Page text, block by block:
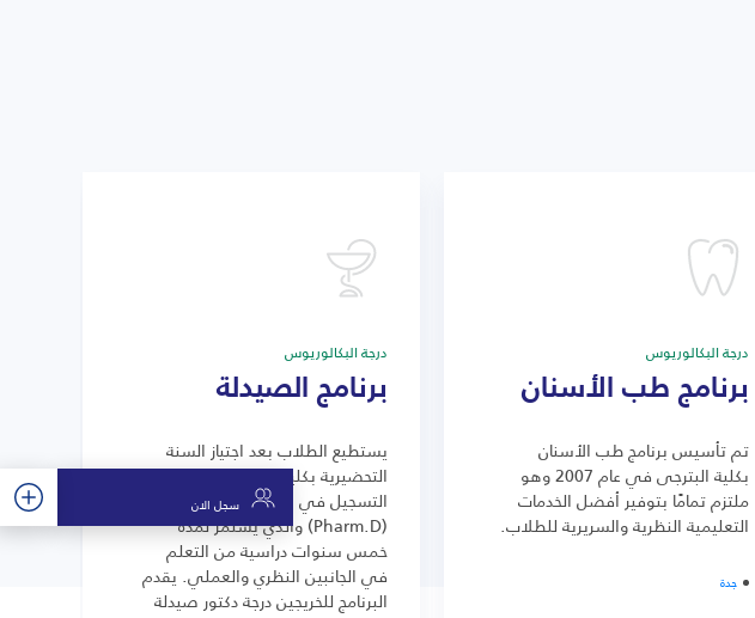
درجة البكالوريوس
برنامج طب الأسنان
تم تأسيس برنامج طب الأسنان
بكلية البترجى في عام 2007 وهو
ملتزم تمامًا بتوفير أفضل الخدمات
التعليمية النظرية والسريرية للطلاب.
جدة
درجة البكالوريوس
برنامج الصيدلة
يستطيع الطلاب بعد اجتياز السنة
التحضيرية بكلية البترجي الطبية
التسجيل في برنامج الصيدلة
(Pharm.D) والذي يستمر لمدة
خمس سنوات دراسية من التعلم
في الجانبين النظري والعملي. يقدم
البرنامج للخريجين درجة دكتور صيدلة
سجل الان